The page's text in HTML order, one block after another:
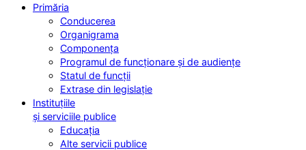
Primăria
Conducerea
Organigrama
Componența
Programul de funcționare și de audiențe
Statul de funcții
Extrase din legislație
Instituțiile
și serviciile publice
Educația
Alte servicii publice